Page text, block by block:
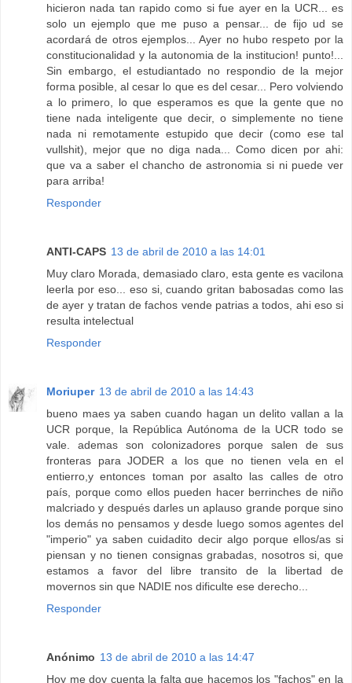
hicieron nada tan rapido como si fue ayer en la UCR... es
solo un ejemplo que me puso a pensar... de fijo ud se
acordará de otros ejemplos... Ayer no hubo respeto por la
constitucionalidad y la autonomia de la institucion! punto!...
Sin embargo, el estudiantado no respondio de la mejor
forma posible, al cesar lo que es del cesar... Pero volviendo
a lo primero, lo que esperamos es que la gente que no
tiene nada inteligente que decir, o simplemente no tiene
nada ni remotamente estupido que decir (como ese tal
vullshit), mejor que no diga nada... Como dicen por ahi:
que va a saber el chancho de astronomia si ni puede ver
para arriba!
Responder
ANTI-CAPS 13 de abril de 2010 a las 14:01
Muy claro Morada, demasiado claro, esta gente es vacilona
leerla por eso... eso si, cuando gritan babosadas como las
de ayer y tratan de fachos vende patrias a todos, ahi eso si
resulta intelectual
Responder
Moriuper 13 de abril de 2010 a las 14:43
bueno maes ya saben cuando hagan un delito vallan a la
UCR porque, la República Autónoma de la UCR todo se
vale. ademas son colonizadores porque salen de sus
fronteras para JODER a los que no tienen vela en el
entierro,y entonces toman por asalto las calles de otro
país, porque como ellos pueden hacer berrinches de niño
malcriado y después darles un aplauso grande porque sino
los demás no pensamos y desde luego somos agentes del
"imperio" ya saben cuidadito decir algo porque ellos/as si
piensan y no tienen consignas grabadas, nosotros si, que
estamos a favor del libre transito de la libertad de
movernos sin que NADIE nos dificulte ese derecho...
Responder
Anónimo 13 de abril de 2010 a las 14:47
Hoy me doy cuenta la falta que hacemos los "fachos" en la